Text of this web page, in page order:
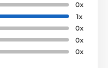
0x
1x
0x
0x
0x